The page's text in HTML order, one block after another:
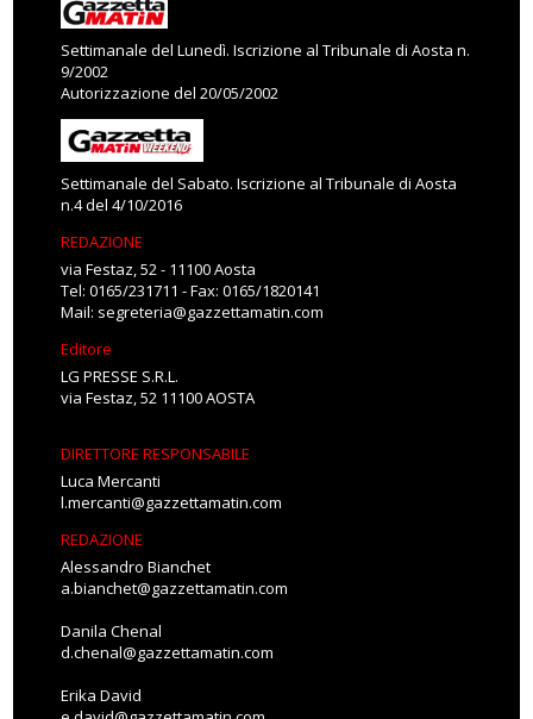
Settimanale del Lunedì. Iscrizione al Tribunale di Aosta n.
9/2002
Autorizzazione del 20/05/2002
Settimanale del Sabato. Iscrizione al Tribunale di Aosta
n.4 del 4/10/2016
REDAZIONE
via Festaz, 52 - 11100 Aosta
Tel: 0165/231711 - Fax: 0165/1820141
Mail: segreteria@gazzettamatin.com
Editore
LG PRESSE S.R.L.
via Festaz, 52 11100 AOSTA
DIRETTORE RESPONSABILE
Luca Mercanti
l.mercanti@gazzettamatin.com
REDAZIONE
Alessandro Bianchet
a.bianchet@gazzettamatin.com
Danila Chenal
d.chenal@gazzettamatin.com
Erika David